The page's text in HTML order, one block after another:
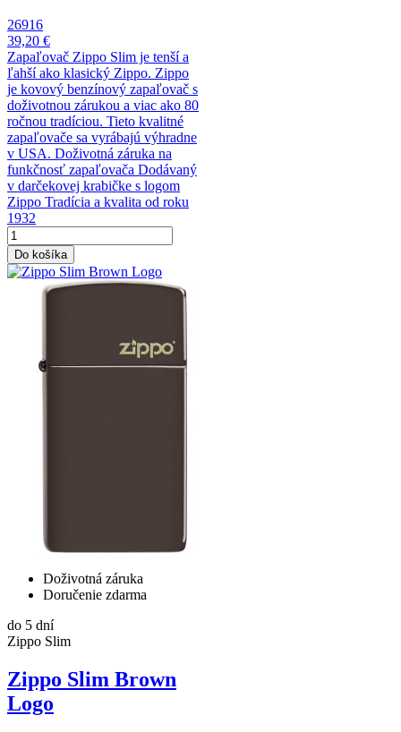
26916
39,20 €
Zapaľovač Zippo Slim je tenší a
ľahší ako klasický Zippo. Zippo
je kovový benzínový zapaľovač s
doživotnou zárukou a viac ako 80
ročnou tradíciou. Tieto kvalitné
zapaľovače sa vyrábajú výhradne
v USA. Doživotná záruka na
funkčnosť zapaľovača Dodávaný
v darčekovej krabičke s logom
Zippo Tradícia a kvalita od roku
1932
Do košíka
Doživotná záruka
Doručenie zdarma
do 5 dní
Zippo Slim
Zippo Slim Brown
Logo